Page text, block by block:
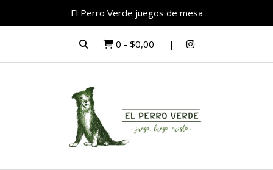
El Perro Verde juegos de mesa
0 - $0,00